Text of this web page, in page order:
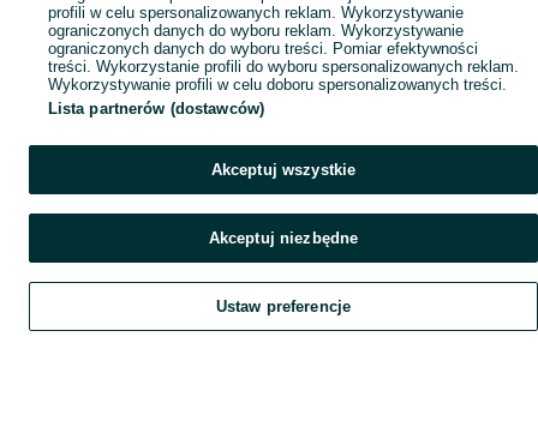
Ceny usług dla zwierząt mogą się różnić w zależności od ich zakresu,
strzyżenie psów to wydatek rzędu 70 – 150 zł,
szkolenie psa z trenerem kosztuje 100 – 200 zł za sesję,
hotel dla zwierząt może kosztować około 40 zł za dobę.
Usługi dla zwierząt w Twojej okolicy!
Szukaj Obserwujesz Dodaj Czat Konto
profili w celu spersonalizowanych reklam. Wykorzystywanie
ograniczonych danych do wyboru reklam. Wykorzystywanie
ograniczonych danych do wyboru treści. Pomiar efektywności
treści. Wykorzystanie profili do wyboru spersonalizowanych reklam.
Wykorzystywanie profili w celu doboru spersonalizowanych treści.
Lista partnerów (dostawców)
Akceptuj wszystkie
Akceptuj niezbędne
Ustaw preferencje